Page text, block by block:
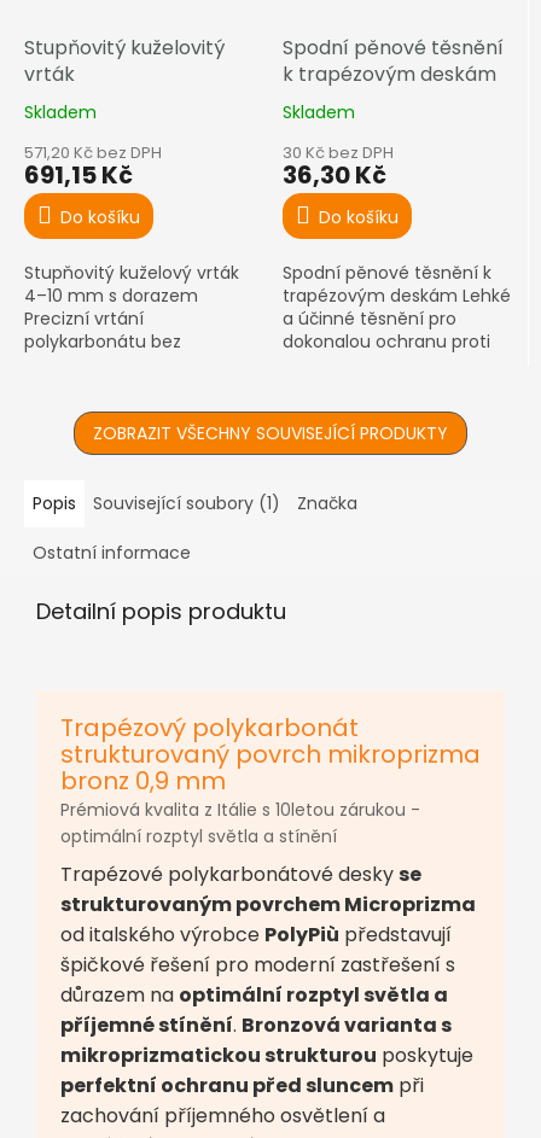
Stupňovitý kuželovitý
vrták
Skladem
571,20 Kč bez DPH
691,15 Kč
Do košíku
Stupňovitý kuželový vrták
4–10 mm s dorazem
Precizní vrtání
polykarbonátu bez
Spodní pěnové těsnění
k trapézovým deskám
Skladem
30 Kč bez DPH
36,30 Kč
Do košíku
Spodní pěnové těsnění k
trapézovým deskám Lehké
a účinné těsnění pro
dokonalou ochranu proti
ZOBRAZIT VŠECHNY SOUVISEJÍCÍ PRODUKTY
Popis Související soubory (1) Značka
Ostatní informace
Detailní popis produktu
Trapézový polykarbonát
strukturovaný povrch mikroprizma
bronz 0,9 mm
Prémiová kvalita z Itálie s 10letou zárukou -
optimální rozptyl světla a stínění
Trapézové polykarbonátové deskyse
strukturovaným povrchem Microprizma
od italského výrobce PolyPiù představují
špičkové řešení pro moderní zastřešení s
důrazem na optimální rozptyl světla a
příjemné stínění. Bronzová varianta s
mikroprizmatickou strukturou poskytuje
perfektní ochranu před sluncem při
zachování příjemného osvětlení a